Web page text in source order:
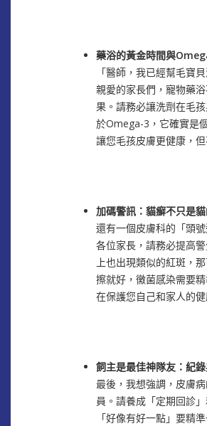
藥浴的黃金時間與
「醫師，我已經幫毛寶
親愛的家長們，寵物藥
果。請務必讓洗劑在毛
於Omega-3，它確實是
讓您毛孩皮膚更健康，
加碼警訊：貓癬不只是
還有一個皮膚科的「頭
各位家長，請務必提高
上也出現類似的紅斑，
擦就好，黴菌感染需要
在保護您自己和家人的健
飼主是最佳神隊友：紀
最後，我想強調，皮膚
員。請養成「定期回診
「好像有好一點」要精